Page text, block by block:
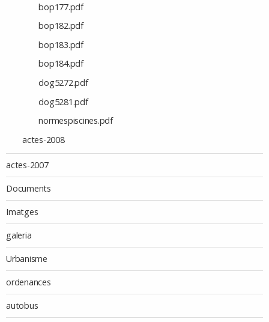
bop177.pdf
bop182.pdf
bop183.pdf
bop184.pdf
dog5272.pdf
dog5281.pdf
normespiscines.pdf
actes-2008
actes-2007
Documents
Imatges
galeria
Urbanisme
ordenances
autobus